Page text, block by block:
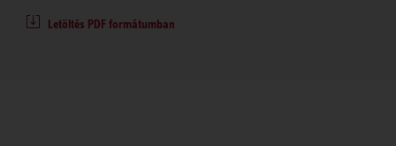
Letöltés PDF formátumban